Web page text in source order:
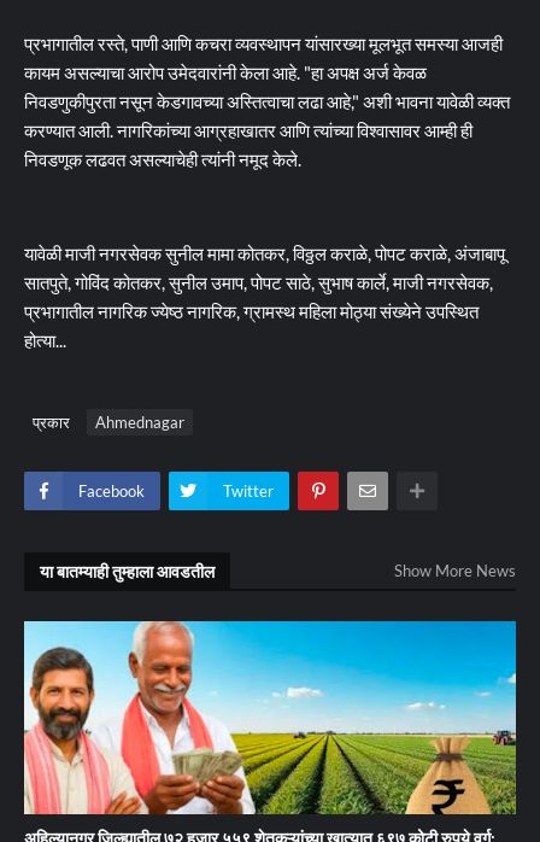
प्रभागातील रस्ते, पाणी आणि कचरा व्यवस्थापन यांसारख्या मूलभूत समस्या आजही
कायम असल्याचा आरोप उमेदवारांनी केला आहे. "हा अपक्ष अर्ज केवळ
निवडणुकीपुरता नसून केडगावच्या अस्तित्वाचा लढा आहे," अशी भावना यावेळी व्यक्त
करण्यात आली. नागरिकांच्या आग्रहाखातर आणि त्यांच्या विश्वासावर आम्ही ही
निवडणूक लढवत असल्याचेही त्यांनी नमूद केले.
यावेळी माजी नगरसेवक सुनील मामा कोतकर, विठ्ठल कराळे, पोपट कराळे, अंजाबापू
सातपुते, गोविंद कोतकर, सुनील उमाप, पोपट साठे, सुभाष कार्ले, माजी नगरसेवक,
प्रभागातील नागरिक ज्येष्ठ नागरिक, ग्रामस्थ महिला मोठ्या संख्येने उपस्थित
होत्या...
प्रकार Ahmednagar
Facebook Twitter
या बातम्याही तुम्हाला आवडतील Show More News
अहिल्यानगर जिल्ह्यातील ७२ हजार ५५९ शेतकऱ्यांच्या खात्यात ६९७ कोटी रुपये वर्ग;